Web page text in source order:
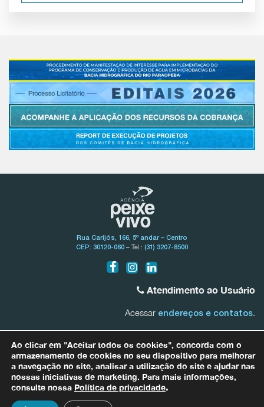
Rua Carijós, 166, 5º andar – Centro
CEP: 30120-060 – Tel.: (31) 3207-8500
Atendimento ao Usuário
Acessar endereços e contatos.
0800.031.1607
Bacias Afluentes Mineiras do Rio São Francisco0800.031.1608
Para quaisquer informações relacionadas a dados pessoais entre em
contato com nosso Encarregado de Proteção de Dados (DPO) por meio
Ao clicar em "Aceitar todos os cookies", concorda com o
armazenamento de cookies no seu dispositivo para melhorar
a navegação no site, analisar a utilização do site e ajudar nas
nossas iniciativas de marketing. Para mais informações,
consulte nossa Política de privacidade.